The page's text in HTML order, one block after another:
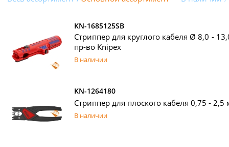
KN-1685125SB
Стриппер для круглого кабеля Ø 8,0 -
пр-во Knipex
В наличии
KN-1264180
Стриппер для плоского кабеля 0,75 - 2,5
В наличии